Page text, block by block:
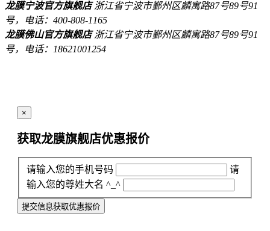
龙膜宁波官方旗舰店浙江省宁波市鄞州区麟寓路87号89号91
号，电话：400-808-1165
龙膜佛山官方旗舰店浙江省宁波市鄞州区麟寓路87号89号91
号，电话：18621001254
×
获取龙膜旗舰店优惠报价
请输入您的手机号码
请
输入您的尊姓大名 ^_^
提交信息获取优惠报价